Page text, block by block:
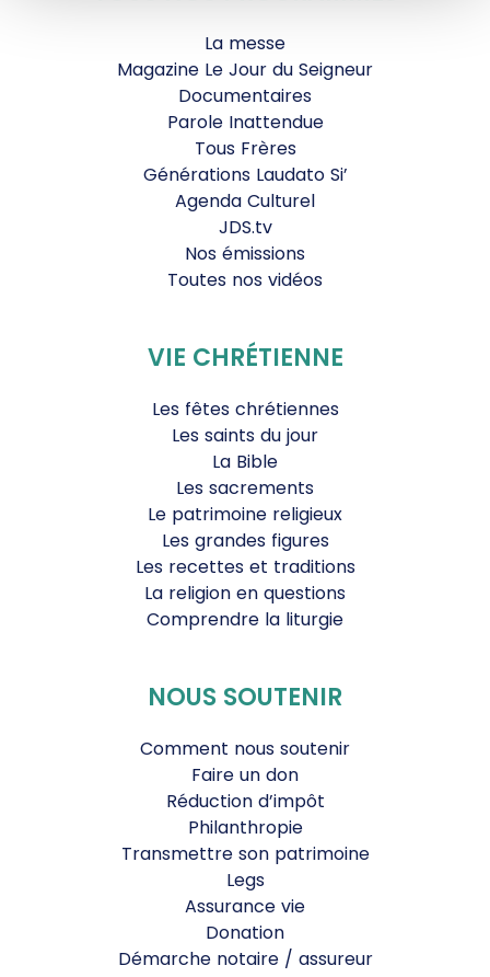
La messe
Magazine Le Jour du Seigneur
Documentaires
Parole Inattendue
Tous Frères
Générations Laudato Si’
Agenda Culturel
JDS.tv
Nos émissions
Toutes nos vidéos
VIE CHRÉTIENNE
Les fêtes chrétiennes
Les saints du jour
La Bible
Les sacrements
Le patrimoine religieux
Les grandes figures
Les recettes et traditions
La religion en questions
Comprendre la liturgie
NOUS SOUTENIR
Comment nous soutenir
Faire un don
Réduction d’impôt
Philanthropie
Transmettre son patrimoine
Legs
Assurance vie
Donation
Démarche notaire / assureur